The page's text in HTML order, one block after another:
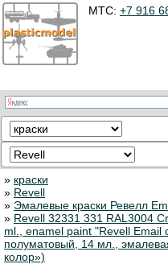
МТС: +7 916
» краски
» Revell
» Эмалевые краски Ревелл
» Revell 32331 331 RAL3004
ml., enamel paint "Revell
полуматовый, 14 мл.,
колор»)